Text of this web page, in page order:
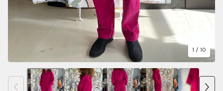
1 / 10